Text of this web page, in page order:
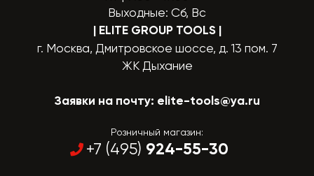
Выходные: Сб, Вс
| ELITE GROUP TOOLS |
г. Москва, Дмитровское шоссе, д. 13 пом. 7
ЖК Дыхание
Заявки на почту: elite-tools@ya.ru
Розничный магазин:
+7 (495) 924-55-30